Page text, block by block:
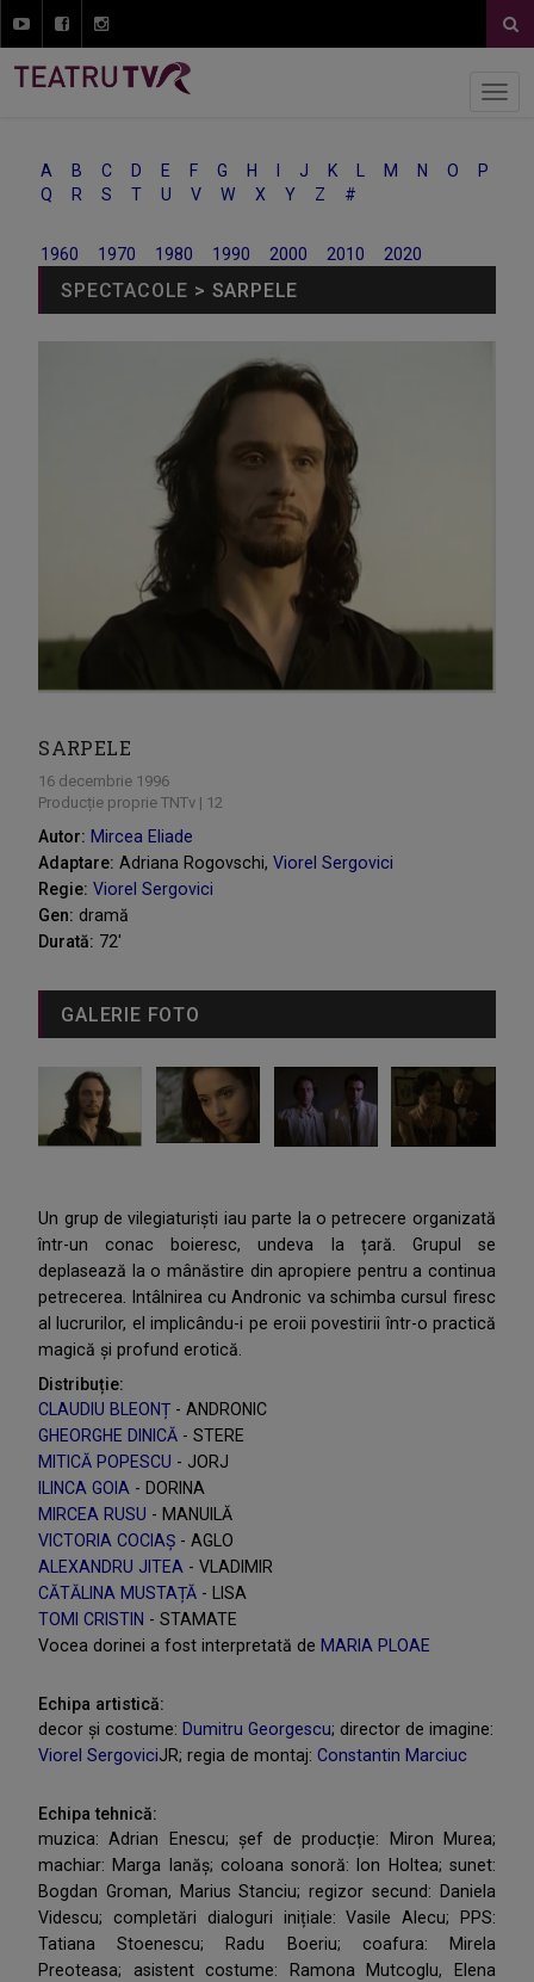
A B C D E F G H J K M N O
P
Q
R S T U V W X Y Z #
1960 1970 1980 1990 2000 2010 2020
SPECTACOLE > SARPELE
SARPELE
16 decembrie 1996
Producție proprie TNTv | 12
Autor: Mircea Eliade
Adaptare: Adriana Rogovschi,Viorel Sergovici
Regie: Viorel Sergovici
Gen: dramă
Durată: 72'
GALERIE FOTO
Un grup de vilegiaturişti iau parte la o petrecere organizată
într-un conac boieresc, undeva la țară. Grupul se
deplasează la o mânăstire din apropiere pentru a continua
petrecerea. Intâlnirea cu Andronic va schimba cursul firesc
al lucrurilor, el implicându-i pe eroii povestirii într-o practică
magică și profund erotică.
Distribuție:
CLAUDIU BLEONȚ - ANDRONIC
GHEORGHE DINICĂ - STERE
MITICĂ POPESCU - JORJ
ILINCA GOIA - DORINA
MIRCEA RUSU - MANUILĂ
VICTORIA COCIAȘ - AGLO
ALEXANDRU JITEA - VLADIMIR
CĂTĂLINA MUSTAȚĂ - LISA
TOMI CRISTIN - STAMATE
Vocea dorinei a fost interpretată de MARIA PLOAE
Echipa artistică:
decor și costume: Dumitru Georgescu; director de imagine:
Viorel SergoviciJR; regia de montaj:Constantin Marciuc
Echipa tehnică:
muzica: Adrian Enescu; șef de producție: Miron Murea;
machiar: Marga Ianăș; coloana sonoră: Ion Holtea; sunet:
Bogdan Groman, Marius Stanciu; regizor secund: Daniela
Videscu; completări dialoguri inițiale: Vasile Alecu; PPS:
Tatiana Stoenescu; Radu Boeriu; coafura: Mirela
Preoteasa; asistent costume: Ramona Mutcoglu, Elena